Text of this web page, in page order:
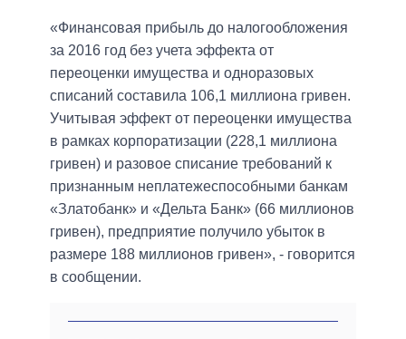
«Финансовая прибыль до налогообложения
за 2016 год без учета эффекта от
переоценки имущества и одноразовых
списаний составила 106,1 миллиона гривен.
Учитывая эффект от переоценки имущества
в рамках корпоратизации (228,1 миллиона
гривен) и разовое списание требований к
признанным неплатежеспособными банкам
«Златобанк» и «Дельта Банк» (66 миллионов
гривен), предприятие получило убыток в
размере 188 миллионов гривен», - говорится
в сообщении.